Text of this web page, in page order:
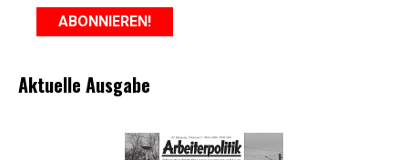
Aktuelle Ausgabe